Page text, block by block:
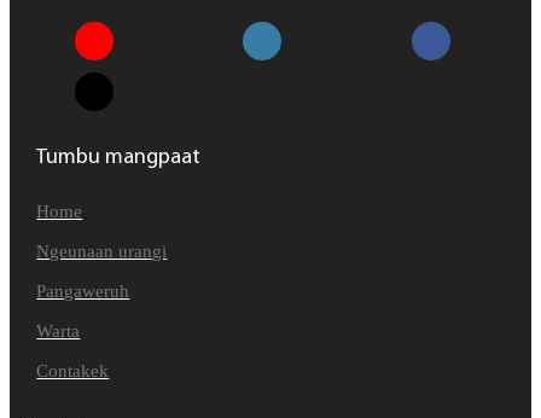
Tumbu mangpaat
Home
Ngeunaan urangi
Pangaweruh
Warta
Contakek